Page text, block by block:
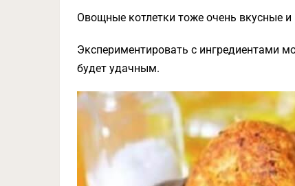
Овощные котлетки тоже очень вкусные
Экспериментировать с ингредиентами
будет удачным.